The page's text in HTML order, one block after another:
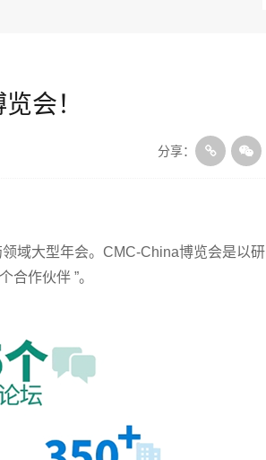
会！
分享：
域大型年会。CMC-China博览会是以研
合作伙伴 ”。